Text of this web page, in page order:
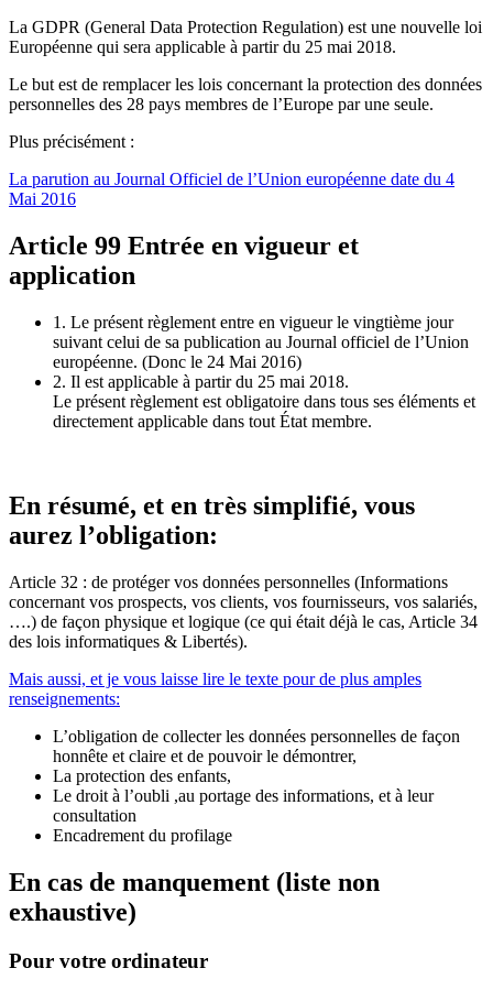
La GDPR (General Data Protection Regulation) est une nouvelle loi
Européenne qui sera applicable à partir du 25 mai 2018.
Le but est de remplacer les lois concernant la protection des données
personnelles des 28 pays membres de l’Europe par une seule.
Plus précisément :
La parution au Journal Officiel de l’Union européenne date du 4
Mai 2016
Article 99 Entrée en vigueur et
application
1. Le présent règlement entre en vigueur le vingtième jour
suivant celui de sa publication au Journal officiel de l’Union
européenne. (Donc le 24 Mai 2016)
2. Il est applicable à partir du 25 mai 2018.
Le présent règlement est obligatoire dans tous ses éléments et
directement applicable dans tout État membre.
En résumé, et en très simplifié, vous
aurez l’obligation:
Article 32 : de protéger vos données personnelles (Informations
concernant vos prospects, vos clients, vos fournisseurs, vos salariés,
….) de façon physique et logique (ce qui était déjà le cas, Article 34
des lois informatiques & Libertés).
Mais aussi, et je vous laisse lire le texte pour de plus amples
renseignements:
L’obligation de collecter les données personnelles de façon
honnête et claire et de pouvoir le démontrer,
La protection des enfants,
Le droit à l’oubli ,au portage des informations, et à leur
consultation
Encadrement du profilage
En cas de manquement (liste non
exhaustive)
Pour votre ordinateur